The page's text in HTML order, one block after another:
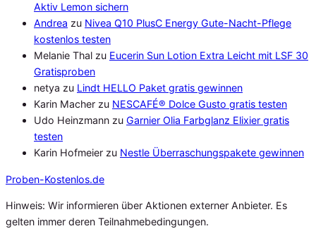
Aktiv Lemon sichern
Andrea zu Nivea Q10 PlusC Energy Gute-Nacht-Pflege
kostenlos testen
Melanie Thal zu Eucerin Sun Lotion Extra Leicht mit LSF 30
Gratisproben
netya zu Lindt HELLO Paket gratis gewinnen
Karin Macher zu NESCAFÉ® Dolce Gusto gratis testen
Udo Heinzmann zu Garnier Olia Farbglanz Elixier gratis
testen
Karin Hofmeier zu Nestle Überraschungspakete gewinnen
Proben-Kostenlos.de
Hinweis: Wir informieren über Aktionen externer Anbieter. Es
gelten immer deren Teilnahmebedingungen.